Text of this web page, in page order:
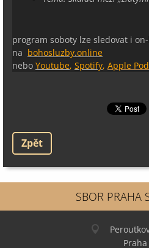
program soboty lze sledovat i
na bohosluzby.online
nebo Youtube, Spotify, Apple
Zpět
SBOR PRAHA
Praha